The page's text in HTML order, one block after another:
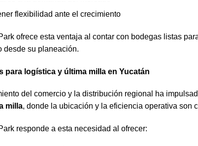
flexibilidad ante el crecimiento
ofrece esta ventaja al contar con bodegas listas
desde su planeación.
para logística y última milla en Yucatán
del comercio y la distribución regional ha
milla, donde la ubicación y la eficiencia operativa son
responde a esta necesidad al ofrecer: